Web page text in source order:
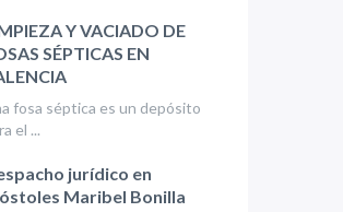
Y VACIADO DE
SÉPTICAS EN
fosa séptica es un depósito
el ...
jurídico en
Maribel Bonilla